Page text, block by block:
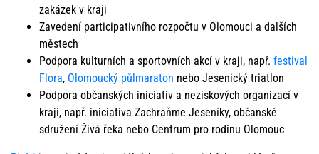
zakázek v kraji
Zavedení participativního rozpočtu v Olomouci a dalších
městech
Podpora kulturních a sportovních akcí v kraji, např. festival
Flora, Olomoucký půlmaraton nebo Jesenický triatlon
Podpora občanských iniciativ a neziskových organizací v
kraji, např. iniciativa Zachraňme Jeseníky, občanské
sdružení Živá řeka nebo Centrum pro rodinu Olomouc